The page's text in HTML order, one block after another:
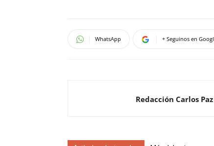
WhatsApp + Seguinos en
Redacción Carlos